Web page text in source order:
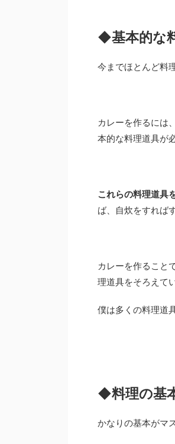
◆基本的な
今までほとんど料
カレーを作るには
本的な料理道具が
これらの料理道具
ば、自炊をすれば
カレーを作ること
理道具をそろえて
僕は多くの料理道
◆料理の基
かなりの基本がマ